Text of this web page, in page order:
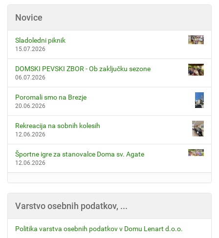
Novice
Sladoledni piknik
15.07.2026
DOMSKI PEVSKI ZBOR - Ob zaključku sezone
06.07.2026
Poromali smo na Brezje
20.06.2026
Rekreacija na sobnih kolesih
12.06.2026
Športne igre za stanovalce Doma sv. Agate
12.06.2026
Varstvo osebnih podatkov, ...
Politika varstva osebnih podatkov v Domu Lenart d.o.o.